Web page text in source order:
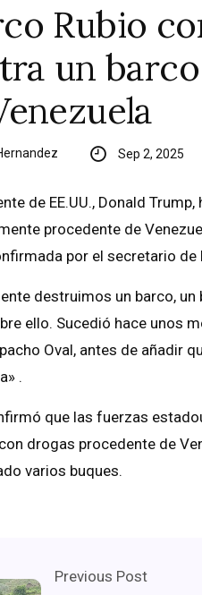
Rubio
un
Sep 2, 2025
de EE.UU., Donald
procedente de
por el secretario de
destruimos un barco,
ello. Sucedió hace unos
Oval, antes de añadir
.
que las fuerzas
drogas procedente de
varios buques.
Previous Post